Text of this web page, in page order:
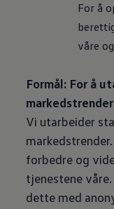
For å
våre
Formål: For å
markedstrender
Vi utarbeider
forbedre og
tjenestene
dette med